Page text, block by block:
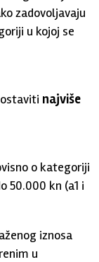
zadovoljavaju
u kojoj se
najviše
o kategoriji
50.000 kn (a1 i
iznosa
u